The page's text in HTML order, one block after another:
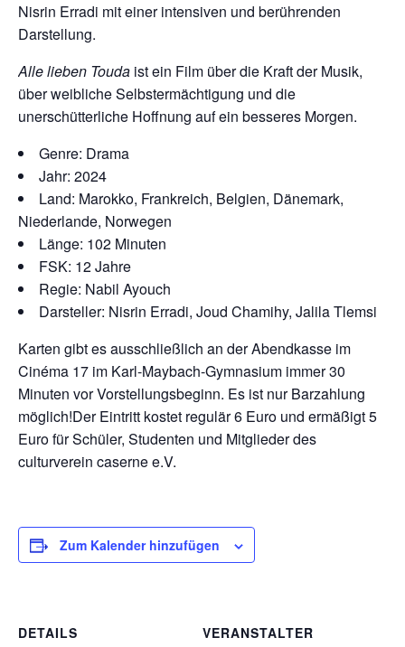
Nisrin Erradi mit einer intensiven und berührenden
Darstellung.
Alle lieben Touda ist ein Film über die Kraft der Musik,
über weibliche Selbstermächtigung und die
unerschütterliche Hoffnung auf ein besseres Morgen.
Genre: Drama
Jahr: 2024
Land: Marokko, Frankreich, Belgien, Dänemark,
Niederlande, Norwegen
Länge: 102 Minuten
FSK: 12 Jahre
Regie: Nabil Ayouch
Darsteller: Nisrin Erradi, Joud Chamihy, Jalila Tlemsi
Karten gibt es ausschließlich an der Abendkasse im
Cinéma 17 im Karl-Maybach-Gymnasium immer 30
Minuten vor Vorstellungsbeginn. Es ist nur Barzahlung
möglich!Der Eintritt kostet regulär 6 Euro und ermäßigt 5
Euro für Schüler, Studenten und Mitglieder des
culturverein caserne e.V.
Zum Kalender hinzufügen
DETAILS
VERANSTALTER